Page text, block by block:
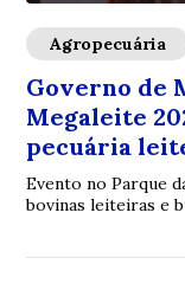
Agropecuária
Governo de
Megaleite
pecuária
Evento no Parque
bovinas leiteiras e